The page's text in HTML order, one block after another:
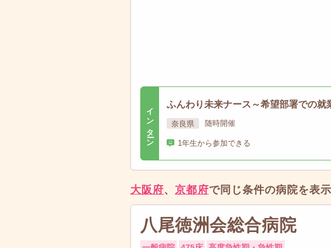
インターン ふんわり未来ナース～希望部署での就
奈良県 随時開催
1年生から参加できる
大阪府、京都府で同じ条件の病院を表
八尾徳洲会総合病院